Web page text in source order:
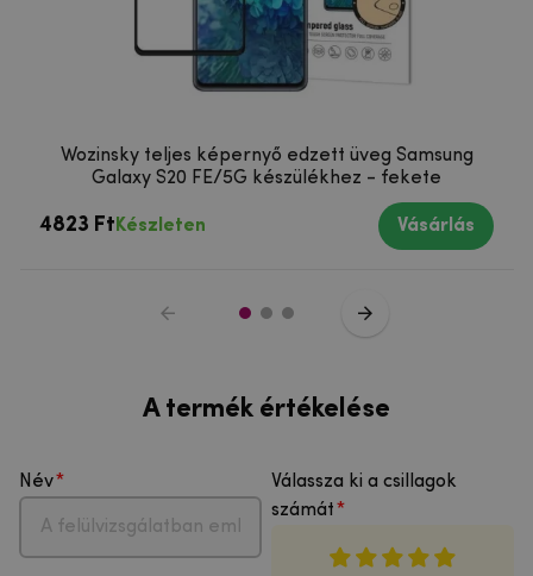
Wozinsky teljes képernyő edzett üveg Samsung
Galaxy S20 FE/5G készülékhez - fekete
4823 Ft Készleten Vásárlás
A termék értékelése
Név
Válassza ki a csillagok
számát